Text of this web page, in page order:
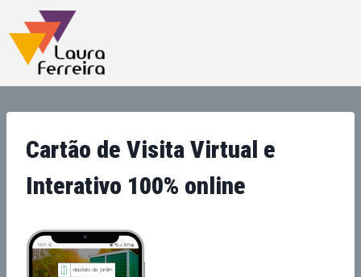
Cartão de Visita Virtual e
Interativo 100% online